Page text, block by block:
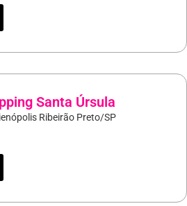
Santa Úrsula
Ribeirão Preto/SP